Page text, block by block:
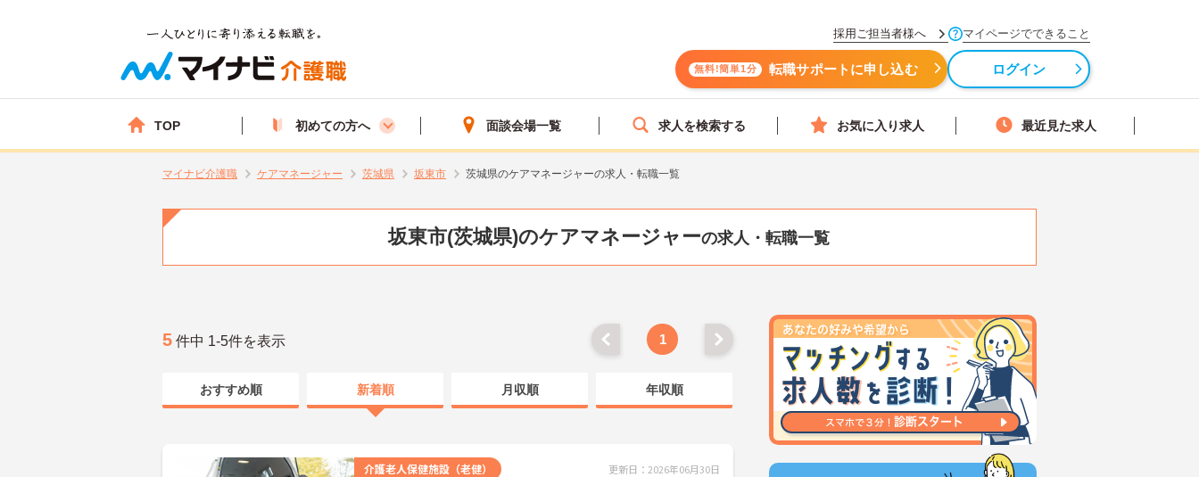
採用ご担当者様へ マイページでできること
無料!簡単1分 転職サポートに申し込む ログイン
TOP 初めての方へ 面談会場一覧 求人を検索する お気に入り求人 最近見た求人
マイナビ介護職 ケアマネージャー 茨城県 坂東市 茨城県のケアマネージャーの求人・転職一覧
坂東市(茨城県)のケアマネージャーの求人・転職一覧
5 件中 1-5件を表示 1
おすすめ順 新着順 月収順 年収順
介護老人保健施設（老健） 更新日：2026年06月30日